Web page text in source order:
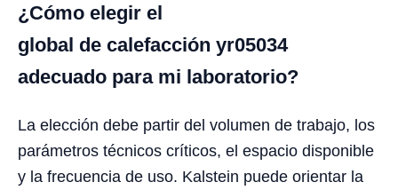
¿Cómo elegir el
global de calefacción yr05034
adecuado para mi laboratorio?
La elección debe partir del volumen de trabajo, los
parámetros técnicos críticos, el espacio disponible
y la frecuencia de uso. Kalstein puede orientar la